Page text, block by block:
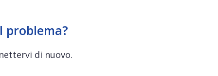
problema?
di nuovo.